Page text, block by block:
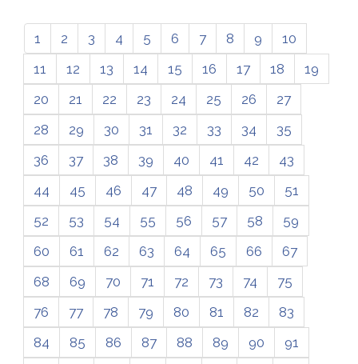
1 2 3 4 5 6 7 8 9
10
11
12 13 14 15 16 17 18
19
20
21 22 23 24 25 26
27
28
29 30 31 32 33 34
35
36
37 38 39 40 41 42
43
44
45 46 47 48 49 50
51
52
53 54 55 56 57 58
59
60
61 62 63 64 65 66
67
68
69 70 71 72 73 74
75
76
77 78 79 80 81 82
83
84
85 86 87 88 89 90
91